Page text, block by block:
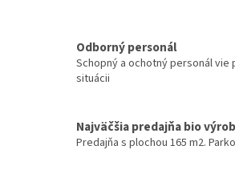
Odborný personál
Schopný a ochotný personál vie
situácii
Najväčšia predajňa bio
Predajňa s plochou 165 m2.